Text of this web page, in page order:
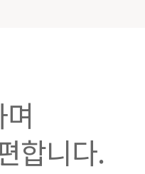
합니다.